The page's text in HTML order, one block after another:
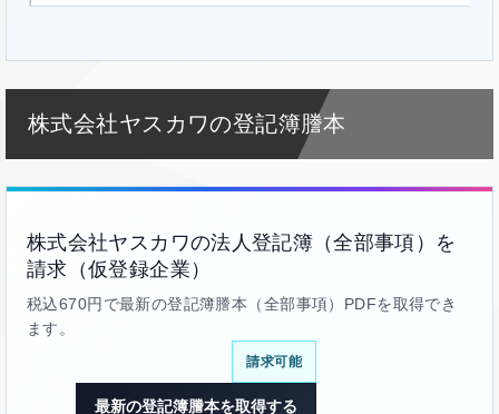
株式会社ヤスカワの登記簿謄本
株式会社ヤスカワの法人登記簿（全部事項）を
請求（仮登録企業）
税込670円で最新の登記簿謄本（全部事項）PDFを取得でき
ます。
請求可能
最新の登記簿謄本を取得する